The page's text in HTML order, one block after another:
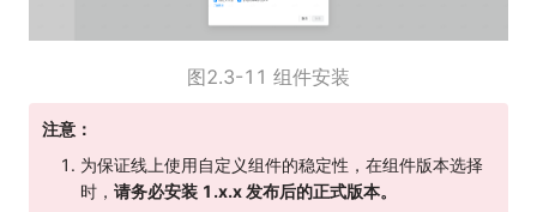
图2.3-11 组件安装
注意：
为保证线上使用自定义组件的稳定性，在组件版本选择
时， 请务必安装 1.x.x 发布后的正式版本。